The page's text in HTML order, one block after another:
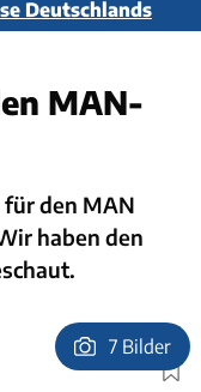
Deutschlands
MAN-
den MAN
haben den
Foto: Bernd Thissen
7 Bilder